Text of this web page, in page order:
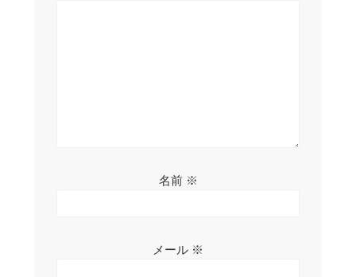
名前 ※
メール ※